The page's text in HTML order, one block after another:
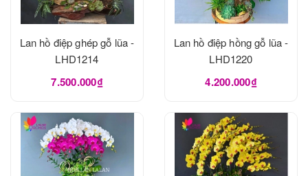
Lan hồ điệp ghép gỗ lũa -
LHD1214
7.500.000₫
Lan hồ điệp hồng gỗ lũa -
LHD1220
4.200.000₫